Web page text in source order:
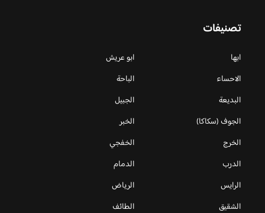
تصنيفات
ابها
ابو عريش
الاحساء
الباحة
البديعة
الجبيل
الجوف (سكاكا)
الخبر
الخرج
الخفجي
الدرب
الدمام
الرايس
الرياض
الشقيق
الطائف